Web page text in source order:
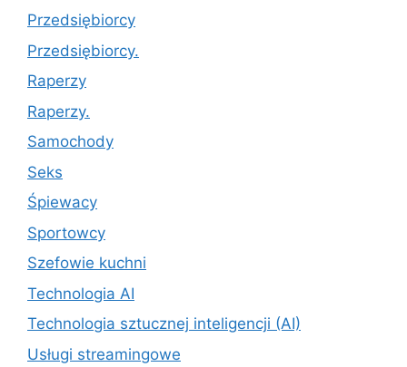
Przedsiębiorcy
Przedsiębiorcy.
Raperzy
Raperzy.
Samochody
Seks
Śpiewacy
Sportowcy
Szefowie kuchni
Technologia AI
Technologia sztucznej inteligencji (AI)
Usługi streamingowe